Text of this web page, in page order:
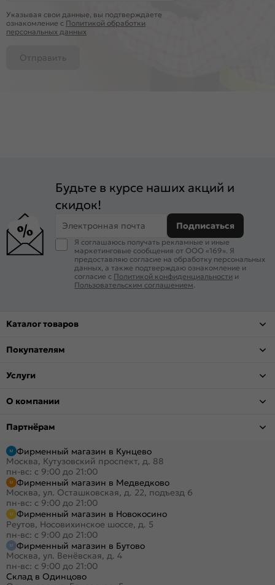
Указывая свои данные, вы подтверждаете
ознакомление c Политикой обработки
персональных данных
Отправить
Будьте в курсе наших акций и
скидок!
Электронная почта Подписаться
Я соглашаюсь получать рекламные и иные
маркетинговые сообщения от ООО «169». Я
предоставляю согласие на обработку персональных
данных, а также подтверждаю ознакомление и
согласие с Политикой конфиденциальности и
Пользовательским соглашением.
Каталог товаров
Покупателям
Услуги
О компании
Партнёрам
Фирменный магазин в Кунцево
Москва, Кутузовский проспект, д. 88
пн-вс: с 9:00 до 21:00
Фирменный магазин в Медведково
Москва, ул. Осташковская, д. 22, подъезд 6
пн-вс: с 9:00 до 21:00
Фирменный магазин в Новокосино
Реутов, Носовихинское шоссе, д. 5
пн-вс: с 9:00 до 21:00
Фирменный магазин в Бутово
Москва, ул. Венёвская, д. 4
пн-вс: с 9:00 до 21:00
Склад в Одинцово